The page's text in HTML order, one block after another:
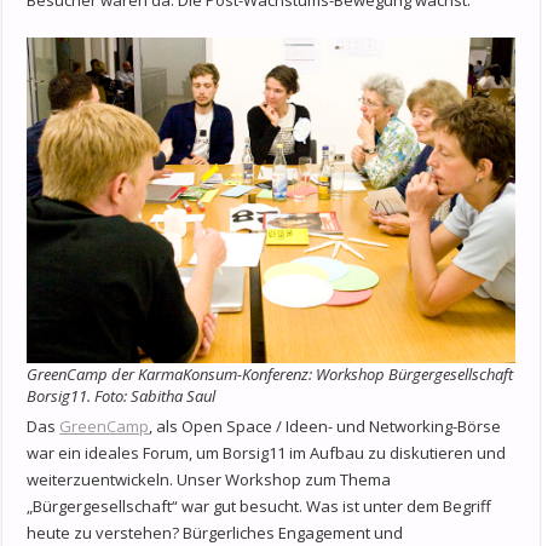
GreenCamp der KarmaKonsum-Konferenz: Workshop Bürgergesellschaft
Borsig11. Foto: Sabitha Saul
Das GreenCamp, als Open Space / Ideen- und Networking-Börse
war ein ideales Forum, um Borsig11 im Aufbau zu diskutieren und
weiterzuentwickeln. Unser Workshop zum Thema
„Bürgergesellschaft“ war gut besucht. Was ist unter dem Begriff
heute zu verstehen? Bürgerliches Engagement und